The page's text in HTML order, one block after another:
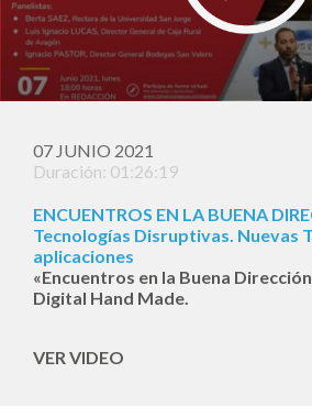
07 JUNIO 2021
Duración: 01:26:19
ENCUENTROS EN LA BUENA
Tecnologías Disruptivas. Nuevas
aplicaciones
«Encuentros en la Buena
Digital Hand Made.
VER VIDEO